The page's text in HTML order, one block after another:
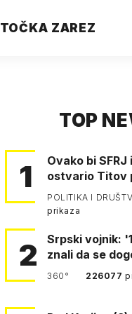
TOČKA ZAREZ
TOP
1
Ovako bi
ostvario Titov
Klagenfurta
POLITIKA I
prikaza
2
Srpski vojnik:
znali da se
360° 226077